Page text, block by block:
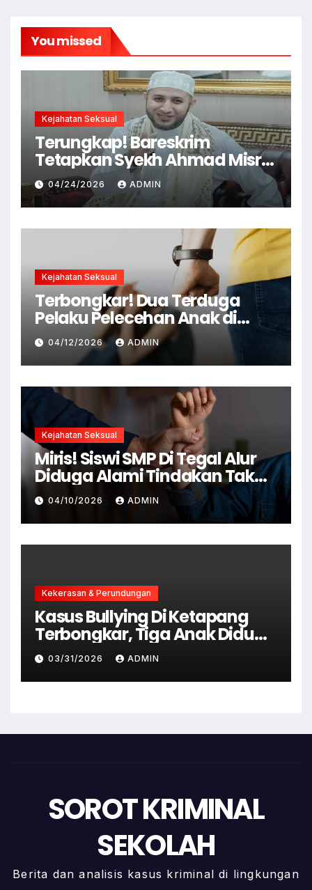
You missed
Kejahatan Seksual
Terungkap! Bareskrim
Tetapkan Syekh Ahmad Misry
Tersangka, Kasus Dugaan
Pelecehan Seksual
04/24/2026 ADMIN
Kejahatan Seksual
Terbongkar! Dua Terduga
Pelaku Pelecehan Anak di
Cianjur Ditangkap Polisi
04/12/2026 ADMIN
Kejahatan Seksual
Miris! Siswi SMP Di Tegal Alur
Diduga Alami Tindakan Tak
Senonoh Di Sekolah
04/10/2026 ADMIN
Kekerasan & Perundungan
Kasus Bullying Di Ketapang
Terbongkar, Tiga Anak Diduga
Terlibat Kini Jadi Tersangka
03/31/2026 ADMIN
SOROT KRIMINAL
SEKOLAH
Berita dan analisis kasus kriminal di lingkungan